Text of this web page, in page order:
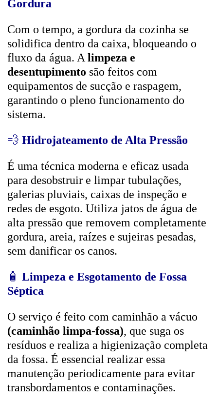
Gordura
Com o tempo, a gordura da cozinha se
solidifica dentro da caixa, bloqueando o
fluxo da água. A limpeza e
desentupimento são feitos com
equipamentos de sucção e raspagem,
garantindo o pleno funcionamento do
sistema.
💨 Hidrojateamento de Alta Pressão
É uma técnica moderna e eficaz usada
para desobstruir e limpar tubulações,
galerias pluviais, caixas de inspeção e
redes de esgoto. Utiliza jatos de água de
alta pressão que removem completamente
gordura, areia, raízes e sujeiras pesadas,
sem danificar os canos.
🧴 Limpeza e Esgotamento de Fossa
Séptica
O serviço é feito com caminhão a vácuo
(caminhão limpa-fossa), que suga os
resíduos e realiza a higienização completa
da fossa. É essencial realizar essa
manutenção periodicamente para evitar
transbordamentos e contaminações.